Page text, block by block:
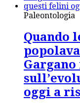
Paleontologia
Quando
oggi a